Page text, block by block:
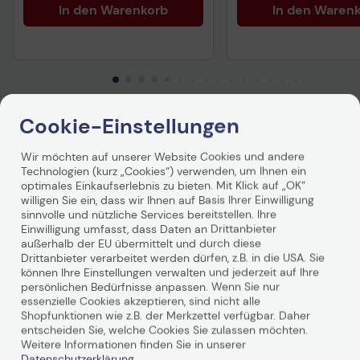
In den Warenkorb In den
Das zuverlässige 4-Farben-Einzeltintenset von Epson
eignet sich ideal für den täglichen Gebrauch. Für jeden
Benutzertyp gibt es eine kostengünstige Patrone, sowohl
in Standard- als auch in XL-Größe, als Einzel- oder
Multipack. Sie finden diese Tinte ganz einfach im Store,
indem Sie nach dem Chili-Motiv suchen.
Cookie-Einstellungen
Wir möchten auf unserer Website Cookies und andere
Technologien (kurz „Cookies“) verwenden, um Ihnen ein
optimales Einkaufserlebnis zu bieten. Mit Klick auf „OK“
willigen Sie ein, dass wir Ihnen auf Basis Ihrer Einwilligung
sinnvolle und nützliche Services bereitstellen. Ihre
Einwilligung umfasst, dass Daten an Drittanbieter
außerhalb der EU übermittelt und durch diese
Drittanbieter verarbeitet werden dürfen, z.B. in die USA. Sie
können Ihre Einstellungen verwalten und jederzeit auf Ihre
persönlichen Bedürfnisse anpassen. Wenn Sie nur
essenzielle Cookies akzeptieren, sind nicht alle
Shopfunktionen wie z.B. der Merkzettel verfügbar. Daher
entscheiden Sie, welche Cookies Sie zulassen möchten.
Weitere Informationen finden Sie in unserer